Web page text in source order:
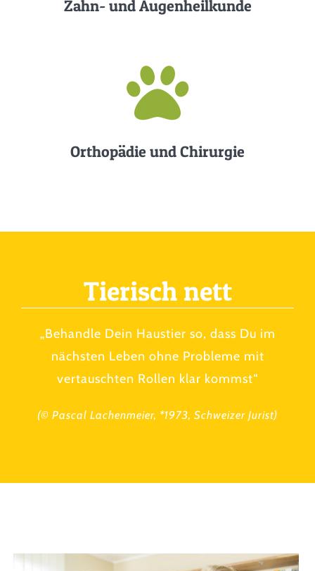
Zahn- und Augenheilkunde
Orthopädie und Chirurgie
Tierisch nett
„Behandle Dein Haustier so, dass Du im
nächsten Leben ohne Probleme mit
vertauschten Rollen klar kommst“
(© Pascal Lachenmeier, *1973, Schweizer Jurist)